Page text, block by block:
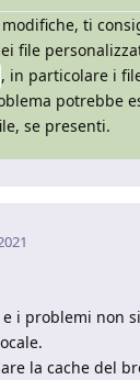
ti
file
, in particolare i
potrebbe
se presenti.
i problemi non
la cache del